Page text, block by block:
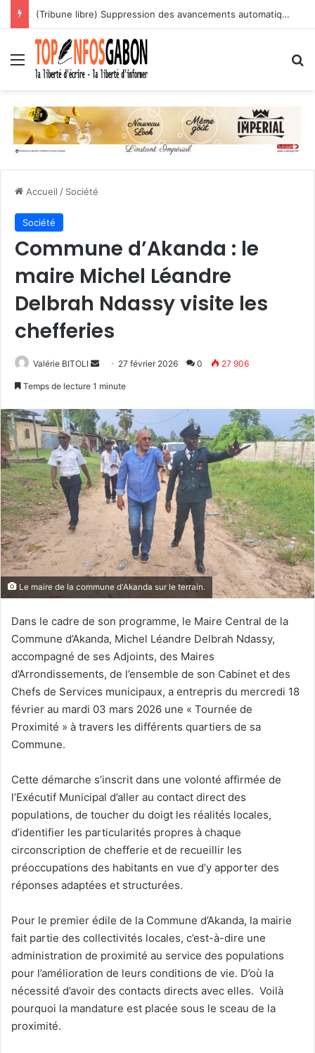
(Tribune libre) Suppression des avancements automatiques : l’assassinat programmé des carrières des agents publics
Menu
Accueil / Société
Société
Commune d’Akanda : le
maire Michel Léandre
Delbrah Ndassy visite les
chefferies
Valérie BITOLI
y
e
r
u
n
c
o
u
r
r
i
e
27 février 2026 0 27 906
Temps de lecture 1 minute
Le maire de la commune d'Akanda sur le terrain.
Dans le cadre de son programme, le Maire Central de la
Commune d’Akanda, Michel Léandre Delbrah Ndassy,
accompagné de ses Adjoints, des Maires
d’Arrondissements, de l’ensemble de son Cabinet et des
Chefs de Services municipaux, a entrepris du mercredi 18
février au mardi 03 mars 2026 une « Tournée de
Proximité » à travers les différents quartiers de sa
Commune.
Cette démarche s’inscrit dans une volonté affirmée de
l’Exécutif Municipal d’aller au contact direct des
populations, de toucher du doigt les réalités locales,
d’identifier les particularités propres à chaque
circonscription de chefferie et de recueillir les
préoccupations des habitants en vue d’y apporter des
réponses adaptées et structurées.
Pour le premier édile de la Commune d’Akanda, la mairie
fait partie des collectivités locales, c’est-à-dire une
administration de proximité au service des populations
pour l’amélioration de leurs conditions de vie. D’où la
nécessité d’avoir des contacts directs avec elles. Voilà
pourquoi la mandature est placée sous le sceau de la
proximité.